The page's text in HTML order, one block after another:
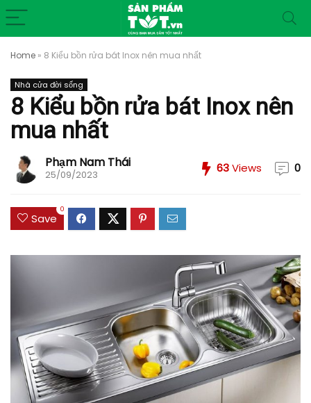
Home » 8 Kiểu bồn rửa bát Inox nên mua nhất
Nhà cửa đời sống
8 Kiểu bồn rửa bát Inox nên
mua nhất
Phạm Nam Thái
25/09/2023 63Views 0
Save
0